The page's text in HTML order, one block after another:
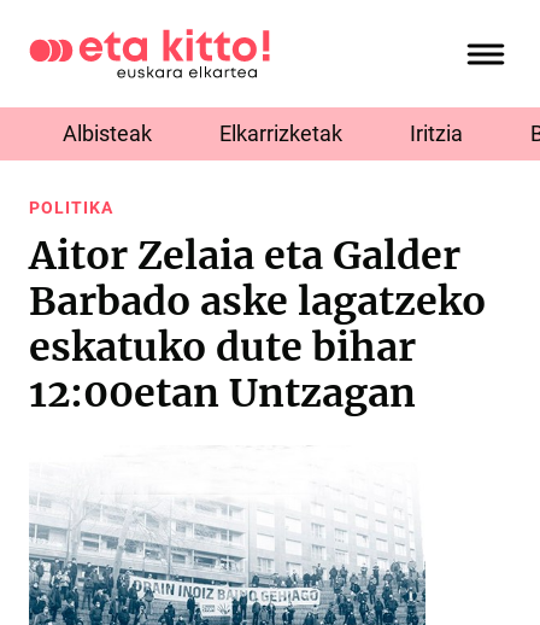
Albisteak Elkarrizketak Iritzia
POLITIKA
Aitor Zelaia eta Galder
Barbado aske lagatzeko
eskatuko dute bihar
12:00etan Untzagan